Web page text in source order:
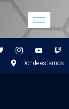
Donde estamos